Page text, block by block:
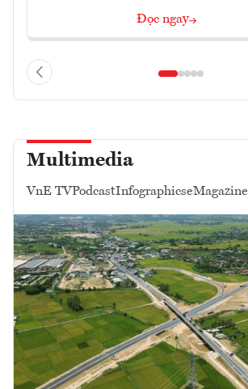
Đọc ngay
Multimedia
VnE TVPodcastInfographicseMagazine